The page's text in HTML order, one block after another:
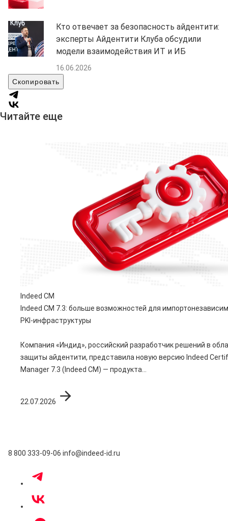
Кто отвечает за безопасность айдентити:
эксперты Айдентити Клуба обсудили
модели взаимодействия ИТ и ИБ
16.06.2026
Скопировать
Читайте еще
Indeed CM
Indeed CM 7.3: больше возможностей для
PKI-инфраструктуры
Компания «Индид», российский разработчик решений в
защиты айдентити, представила новую версию Indeed
Manager 7.3 (Indeed CM) — продукта...
22.07.2026
8 800 333-09-06 info@indeed-id.ru